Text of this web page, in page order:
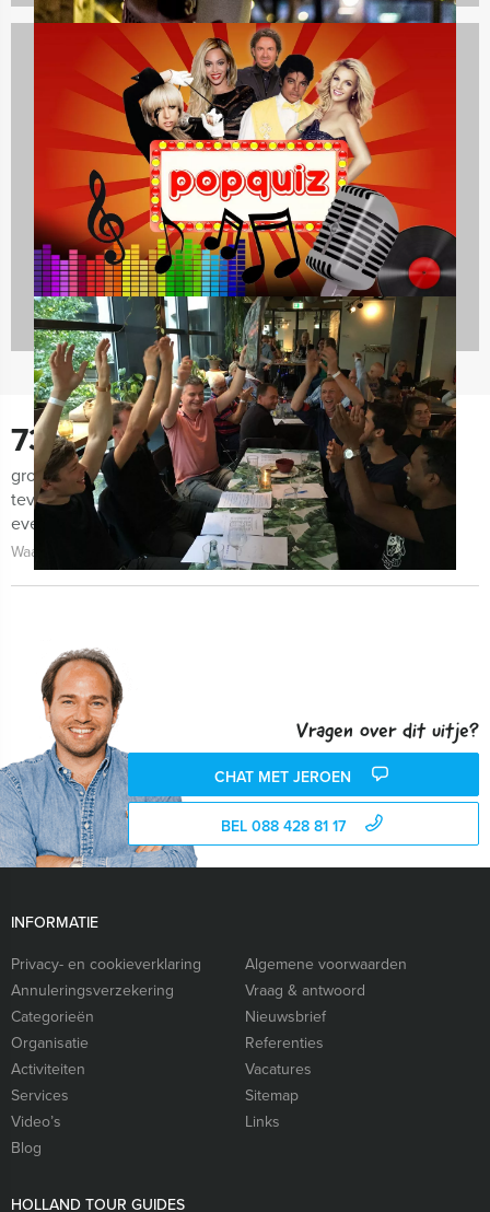
Avondarrangementen
846 uitjes
730
groepen lieten ons de afgelopen maanden weten zeer
tevreden te zijn met de organisatie van het uitje, het
evenement zelf én de begeleiding!
Waarom kiezen voor Holland Tour Guides?
Vragen over dit uitje?
CHAT MET JEROEN
BEL 088 428 81 17
INFORMATIE
Privacy- en cookieverklaring
Algemene voorwaarden
Annuleringsverzekering
Vraag & antwoord
Categorieën
Nieuwsbrief
Organisatie
Referenties
Activiteiten
Vacatures
Services
Sitemap
Video’s
Links
Blog
HOLLAND TOUR GUIDES